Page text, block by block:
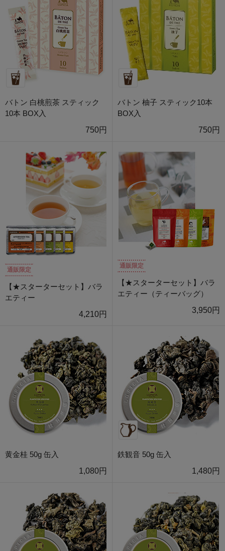
バトン 白桃煎茶 スティック
10本 BOX入
750円
バトン 柚子 スティック10本
BOX入
750円
通販限定
【★スターターセット】バラ
エティー
4,210円
通販限定
【★スターターセット】バラ
エティー（ティーバッグ）
3,950円
黄金桂 50g 缶入
1,080円
鉄観音 50g 缶入
1,480円